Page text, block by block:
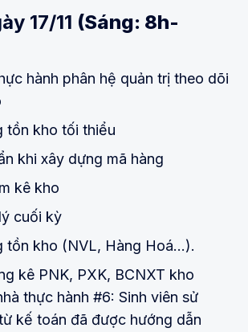
17/11 (Sáng: 8h-
hành phân hệ quản trị theo dõi
tồn kho tối thiểu
khi xây dựng mã hàng
kê kho
cuối kỳ
tồn kho (NVL, Hàng Hoá…).
kê PNK, PXK, BCNXT kho
thực hành #6: Sinh viên sử
kế toán đã được hướng dẫn